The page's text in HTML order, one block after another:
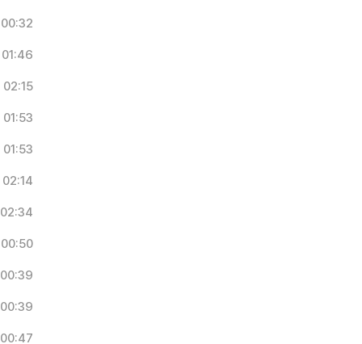
00:32
01:46
02:15
01:53
01:53
02:14
02:34
00:50
00:39
00:39
00:47